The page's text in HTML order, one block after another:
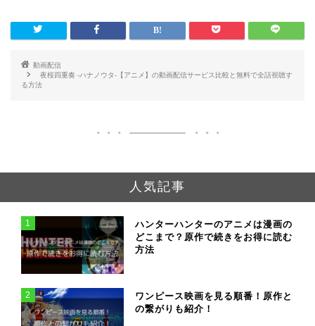
する方法
動画配信
夜桜四重奏 -ハナノウタ-【アニメ】の動画配信サービス比較と無料で全話視聴す
る方法
人気記事
1
ハンターハンターのアニメは漫画の
どこまで？原作で続きをお得に読む
方法
2
ワンピース映画を見る順番！原作と
の繋がりも紹介！